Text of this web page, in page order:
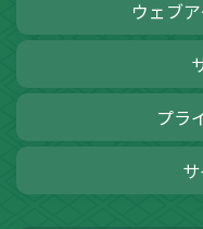
ウェブ
プラ